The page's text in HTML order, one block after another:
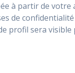
à partir de
de
profil sera